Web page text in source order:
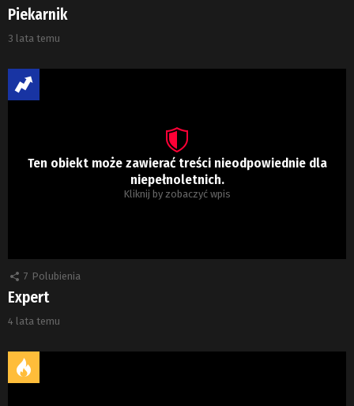
Piekarnik
3 lata temu
Ten obiekt może zawierać treści nieodpowiednie dla
niepełnoletnich.
Kliknij by zobaczyć wpis
7 Polubienia
Expert
4 lata temu